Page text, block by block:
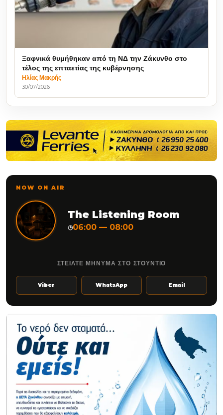
Ξαφνικά θυμήθηκαν από τη ΝΔ την Ζάκυνθο στο
τέλος της επταετίας της κυβέρνησης
Ηλίας Μακρής
30/07/2026
NOW ON AIR
The Listening Room
◷06:00 — 08:00
ΣΤΕΙΛΤΕ ΜΗΝΥΜΑ ΣΤΟ ΣΤΟΥΝΤΙΟ
Viber WhatsApp Email